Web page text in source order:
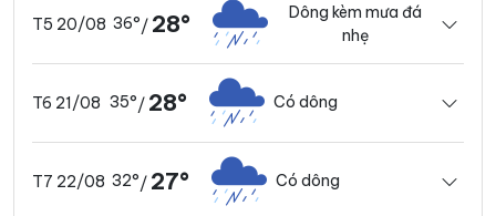
T5 20/08 36°/ 28°
Dông kèm mưa đá
nhẹ
T6 21/08 35°/ 28° Có dông
T7 22/08 32°/ 27° Có dông